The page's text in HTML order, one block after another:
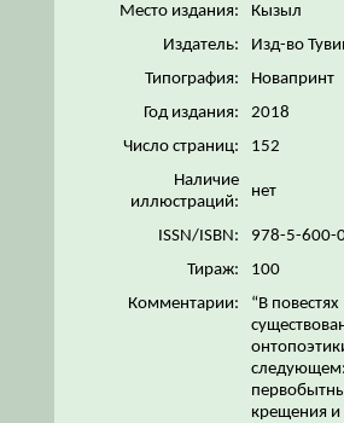
Место издания:
Кызыл
Издатель:
Изд-во
Типография:
Новапринт
Год издания:
2018
Число страниц:
152
Наличие
иллюстраций:
нет
ISSN/ISBN:
978-5-600-
Тираж:
100
Комментарии:
“В
следующем:
крещения